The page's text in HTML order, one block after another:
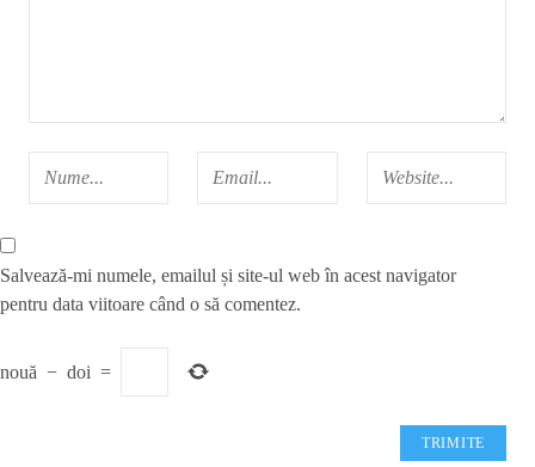
Salvează-mi numele, emailul și site-ul web în acest navigator
pentru data viitoare când o să comentez.
nouă − doi =